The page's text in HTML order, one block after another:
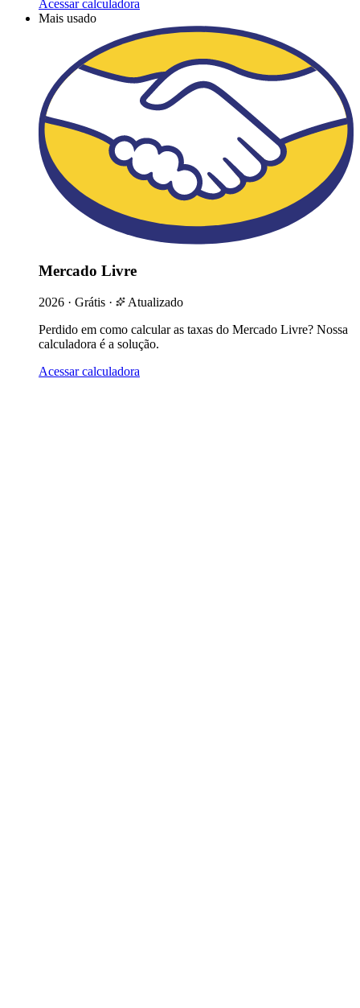
Acessar calculadora
Mais usado
Mercado Livre
2026 · Grátis ·
Atualizado
Perdido em como calcular as taxas do Mercado Livre? Nossa
calculadora é a solução.
Acessar calculadora